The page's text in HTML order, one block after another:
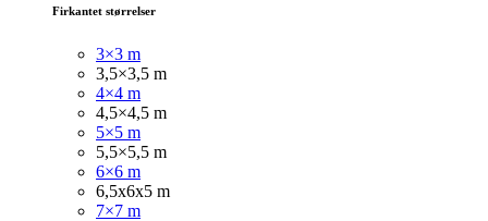
Firkantet størrelser
3×3 m
3,5×3,5 m
4×4 m
4,5×4,5 m
5×5 m
5,5×5,5 m
6×6 m
6,5x6x5 m
7×7 m